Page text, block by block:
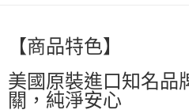
每筆NT$60，滿NT$599(含以上)免
每筆NT$60，滿NT$599(含以上)免
【商品特色】
美國原裝進口知名品
關，純淨安心